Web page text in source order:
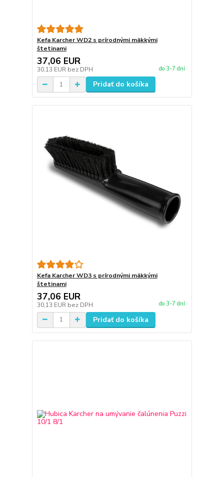
Kefa Karcher WD2 s prírodnými mäkkými
štetinami
37,06 EUR
30,13 EUR bez DPH do 3-7 dní
Pridať do košíka
Kefa Karcher WD3 s prírodnými mäkkými
štetinami
37,06 EUR
30,13 EUR bez DPH do 3-7 dní
Pridať do košíka